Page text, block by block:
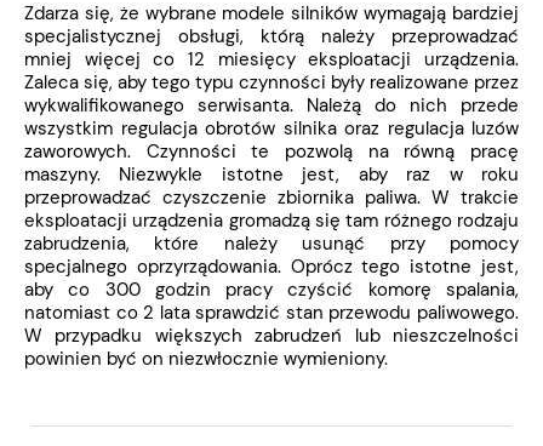
Zdarza się, że wybrane modele silników wymagają bardziej
specjalistycznej obsługi, którą należy przeprowadzać
mniej więcej co 12 miesięcy eksploatacji urządzenia.
Zaleca się, aby tego typu czynności były realizowane przez
wykwalifikowanego serwisanta. Należą do nich przede
wszystkim regulacja obrotów silnika oraz regulacja luzów
zaworowych. Czynności te pozwolą na równą pracę
maszyny. Niezwykle istotne jest, aby raz w roku
przeprowadzać czyszczenie zbiornika paliwa. W trakcie
eksploatacji urządzenia gromadzą się tam różnego rodzaju
zabrudzenia, które należy usunąć przy pomocy
specjalnego oprzyrządowania. Oprócz tego istotne jest,
aby co 300 godzin pracy czyścić komorę spalania,
natomiast co 2 lata sprawdzić stan przewodu paliwowego.
W przypadku większych zabrudzeń lub nieszczelności
powinien być on niezwłocznie wymieniony.